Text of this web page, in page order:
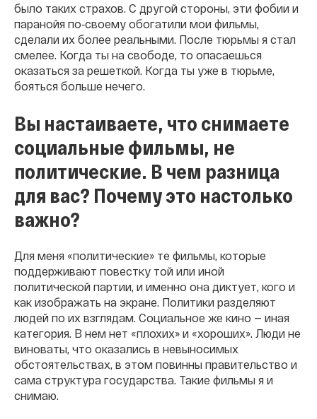
было таких страхов. С другой стороны, эти фобии и
паранойя по‐своему обогатили мои фильмы,
сделали их более реальными. После тюрьмы я стал
смелее. Когда ты на свободе, то опасаешься
оказаться за решеткой. Когда ты уже в тюрьме,
бояться больше нечего.
Вы настаиваете, что снимаете
социальные фильмы, не
политические. В чем разница
для вас? Почему это настолько
важно?
Для меня «политические» те фильмы, которые
поддерживают повестку той или иной
политической партии, и именно она диктует, кого и
как изображать на экране. Политики разделяют
людей по их взглядам. Социальное же кино — иная
категория. В нем нет «плохих» и «хороших». Люди не
виноваты, что оказались в невыносимых
обстоятельствах, в этом повинны правительство и
сама структура государства. Такие фильмы я и
снимаю.